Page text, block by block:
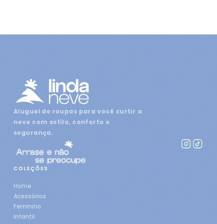
Aluguel de roupas para você curtir a
neve com estilo, conforto e
segurança.
COLEÇÕES
Home
Acessórios
Feminino
Infantil